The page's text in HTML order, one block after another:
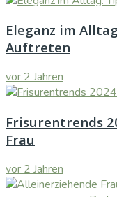
Eleganz im
Auftreten
vor 2 Jahren
Frisurentrends
Frau
vor 2 Jahren